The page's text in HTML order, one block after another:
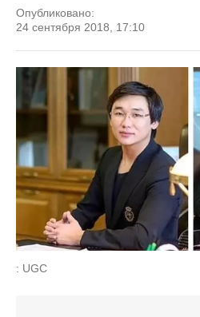
Опубликовано:
24 сентября 2018, 17:10
: UGC